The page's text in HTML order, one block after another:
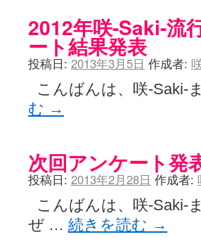
2012年咲-Saki-流
ート結果発表
投稿日: 2013年3月5日 作成者:
こんばんは、咲-
む →
次回アンケート発
投稿日: 2013年2月28日 作成者:
こんばんは、咲-Saki-
ぜ … 続きを読む →